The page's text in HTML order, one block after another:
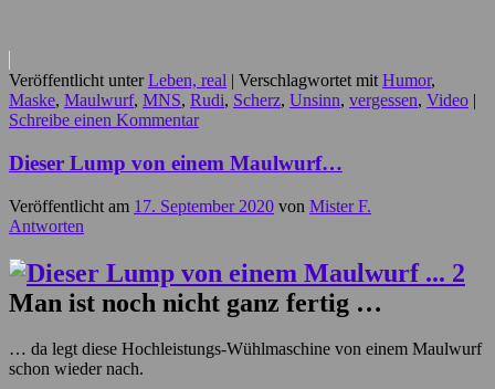
Veröffentlicht unter Leben, real | Verschlagwortet mit Humor,
Maske, Maulwurf, MNS, Rudi, Scherz, Unsinn, vergessen, Video |
Schreibe einen Kommentar
Dieser Lump von einem Maulwurf…
Veröffentlicht am 17. September 2020 von Mister F.
Antworten
Man ist noch nicht ganz fertig …
… da legt diese Hochleistungs-Wühlmaschine von einem Maulwurf
schon wieder nach.